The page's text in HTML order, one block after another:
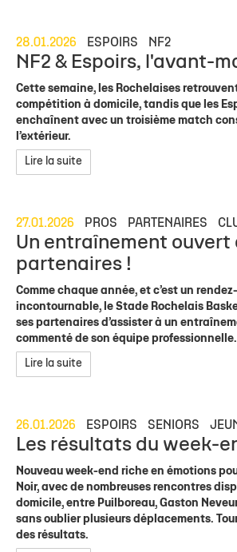
28.01.2026 ESPOIRS NF2
NF2 & Espoirs, l'avant-
Cette semaine, les Rochelaises
compétition à domicile, tandis que les
enchaînent avec un troisième match
l’extérieur.
Lire la suite
27.01.2026 PROS PARTENAIRES
Un entraînement ouvert
partenaires !
Comme chaque année, et c’est un
incontournable, le Stade Rochelais
ses partenaires d’assister à un
commenté de son équipe professionnelle.
Lire la suite
26.01.2026 ESPOIRS SENIORS
Les résultats du week-
Nouveau week-end riche en émotions
Noir, avec de nombreuses rencontres
domicile, entre Puilboreau, Gaston
sans oublier plusieurs déplacements.
des résultats.